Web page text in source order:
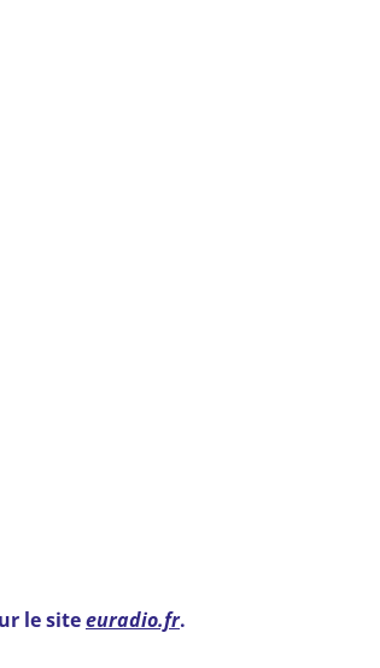
le siteeuradio.fr.